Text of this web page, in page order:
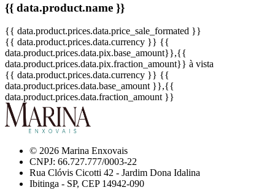
{{ data.product.name }}
{{ data.product.prices.data.price_sale_formated }}
{{ data.product.prices.data.currency }} {{
data.product.prices.data.pix.base_amount}},{{
data.product.prices.data.pix.fraction_amount}} à vista
{{ data.product.prices.data.currency }} {{
data.product.prices.data.base_amount }},{{
data.product.prices.data.fraction_amount }}
© 2026 Marina Enxovais
CNPJ: 66.727.777/0003-22
Rua Clóvis Cicotti 42 - Jardim Dona Idalina
Ibitinga - SP, CEP 14942-090